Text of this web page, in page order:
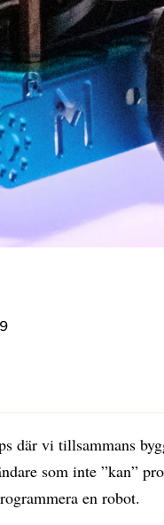
där vi tillsammans
som inte ”kan”
en robot.